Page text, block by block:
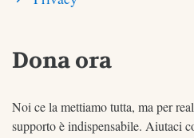
Dona ora
Noi ce la mettiamo tutta, ma per
supporto è indispensabile. Aiutaci